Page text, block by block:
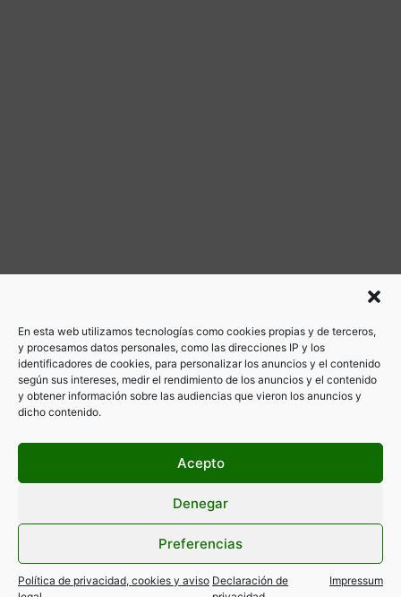
En esta web utilizamos tecnologías como cookies propias y de terceros,
y procesamos datos personales, como las direcciones IP y los
identificadores de cookies, para personalizar los anuncios y el contenido
según sus intereses, medir el rendimiento de los anuncios y el contenido
y obtener información sobre las audiencias que vieron los anuncios y
dicho contenido.
Acepto
Denegar
Preferencias
Política de privacidad, cookies y aviso Declaración de
Impressum